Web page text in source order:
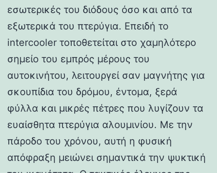
εσωτερικές του διόδους όσο και από τα
εξωτερικά του πτερύγια. Επειδή το
intercooler τοποθετείται στο χαμηλότερο
σημείο του εμπρός μέρους του
αυτοκινήτου, λειτουργεί σαν μαγνήτης για
σκουπίδια του δρόμου, έντομα, ξερά
φύλλα και μικρές πέτρες που λυγίζουν τα
ευαίσθητα πτερύγια αλουμινίου. Με την
πάροδο του χρόνου, αυτή η φυσική
απόφραξη μειώνει σημαντικά την ψυκτική